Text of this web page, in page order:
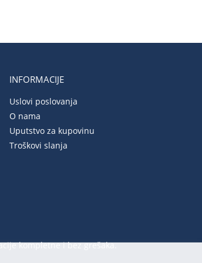
INFORMACIJE
Uslovi poslovanja
O nama
Uputstvo za kupovinu
Troškovi slanja
kompletne i bez grešaka.